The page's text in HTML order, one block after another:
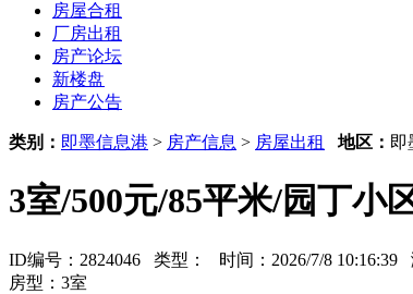
房屋合租
厂房出租
房产论坛
新楼盘
房产公告
类别： 即墨信息港 > 房产信息 > 房屋出租 地区：
3室/500元/85平米/园丁小
ID编号：2824046 类型： 时间：2026/7/8 10:16:39
房型：3室